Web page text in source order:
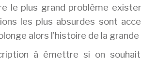
le plus grand problème
les plus absurdes sont
alors l’histoire de la
à émettre si on